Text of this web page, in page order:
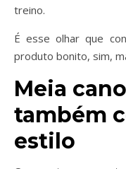
treino.
É esse olhar que
produto bonito, sim,
Meia
também
estilo